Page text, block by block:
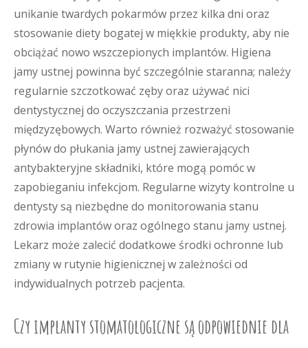
unikanie twardych pokarmów przez kilka dni oraz
stosowanie diety bogatej w miękkie produkty, aby nie
obciążać nowo wszczepionych implantów. Higiena
jamy ustnej powinna być szczególnie staranna; należy
regularnie szczotkować zęby oraz używać nici
dentystycznej do oczyszczania przestrzeni
międzyzębowych. Warto również rozważyć stosowanie
płynów do płukania jamy ustnej zawierających
antybakteryjne składniki, które mogą pomóc w
zapobieganiu infekcjom. Regularne wizyty kontrolne u
dentysty są niezbędne do monitorowania stanu
zdrowia implantów oraz ogólnego stanu jamy ustnej.
Lekarz może zalecić dodatkowe środki ochronne lub
zmiany w rutynie higienicznej w zależności od
indywidualnych potrzeb pacjenta.
Czy implanty stomatologiczne są odpowiednie dla